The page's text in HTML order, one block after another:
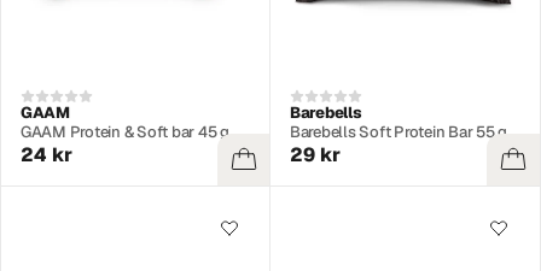
GAAM
GAAM Protein & Soft bar 45 g
24 kr
Barebells
Barebells Soft Protein Bar 55 g
29 kr